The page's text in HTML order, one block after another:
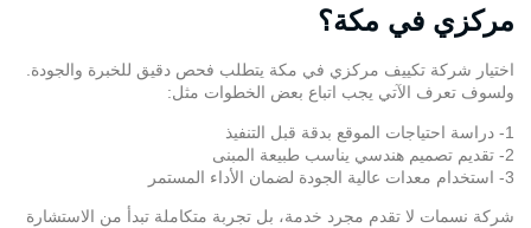
مركزي في مكة؟
اختيار شركة تكييف مركزي في مكة يتطلب فحص دقيق للخبرة والجودة.
ولسوف تعرف الآتي يجب اتباع بعض الخطوات مثل:
1- دراسة احتياجات الموقع بدقة قبل التنفيذ
2- تقديم تصميم هندسي يناسب طبيعة المبنى
3- استخدام معدات عالية الجودة لضمان الأداء المستمر
شركة نسمات لا تقدم مجرد خدمة، بل تجربة متكاملة تبدأ من الاستشارة